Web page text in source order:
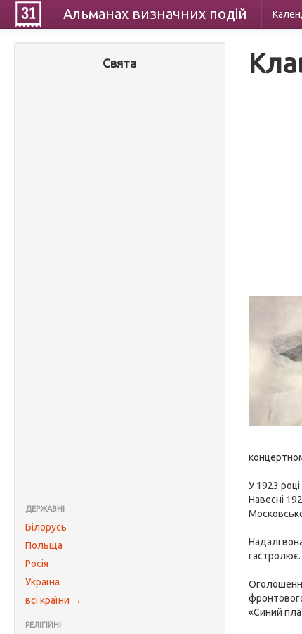
Альманах визначних подій
Свята
ДЕРЖАВНІ
Білорусь
Польща
Росія
Україна
всі країни →
РЕЛІГІЙНІ
У 1923
Навесні
Надалі
гастролює.
«Синий